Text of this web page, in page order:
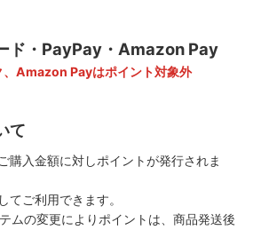
ド・PayPay・Amazon Pay
、Amazon Payはポイント対象外
て
購入金額に対しポイントが発行されま
てご利用できます。
ムの変更によりポイントは、商品発送後